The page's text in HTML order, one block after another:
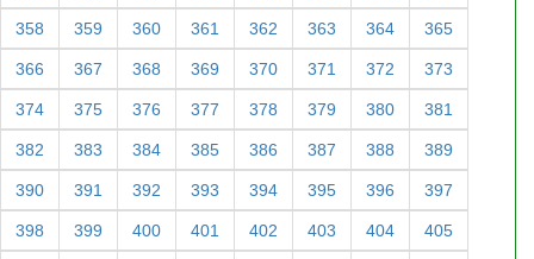
358 359 360 361 362 363 364 365
366 367 368 369 370 371 372 373
374 375 376 377 378 379 380 381
382 383 384 385 386 387 388 389
390 391 392 393 394 395 396 397
398 399 400 401 402 403 404 405